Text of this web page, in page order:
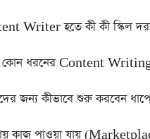
Writer হতে কী কী স্কিল
ধরনের Content
জন্য কীভাবে শুরু করবেন
কাজ পাওয়া যায়